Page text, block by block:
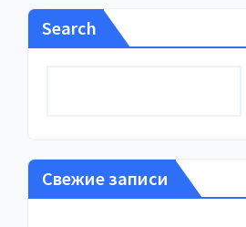
Search
Свежие записи